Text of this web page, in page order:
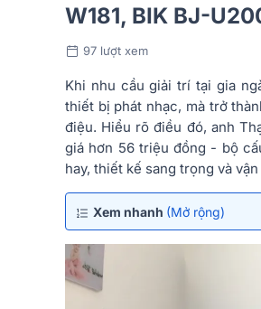
W181, BIK BJ-
97 lượt xem
Khi nhu cầu giải trí tại gia
thiết bị phát nhạc, mà trở
điệu. Hiểu rõ điều đó, anh
giá hơn 56 triệu đồng - bộ
hay, thiết kế sang trọng và
Xem nhanh (Mở rộng)